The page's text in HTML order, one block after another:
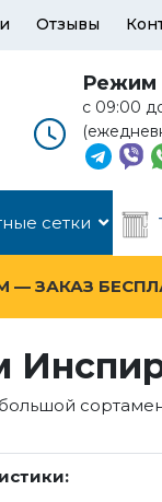
Отзывы
Режим
с 09:00
сетки
— ЗАКАЗ